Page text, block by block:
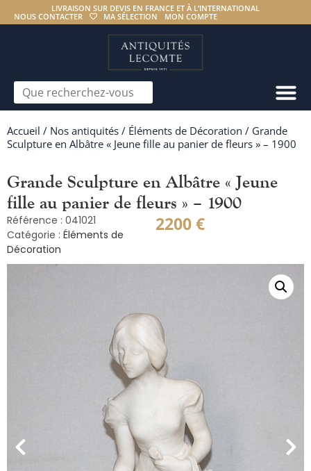
LIVRAISON SUR DEVIS EN FRANCE ET À L’INTERNATIONAL
NOUS CONTACTER
MA SÉLECTION MON COMPTE
Accueil / Nos antiquités / Éléments de Décoration / Grande
Sculpture en Albâtre « Jeune fille au panier de fleurs » – 1900
Grande Sculpture en Albâtre « Jeune
fille au panier de fleurs » – 1900
Référence : 041021
Catégorie : Éléments de
Décoration
2200€